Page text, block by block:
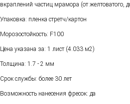
вкраплений частиц мрамора (от желтоватого,
Упаковка: пленка стретч/картон
Морозостойкость: F100
Цена указана за: 1 лист (4.033 м2)
Толщина: 1.7 - 2 мм
Срок службы: более 30 лет
Возможность нанесения фресок: да